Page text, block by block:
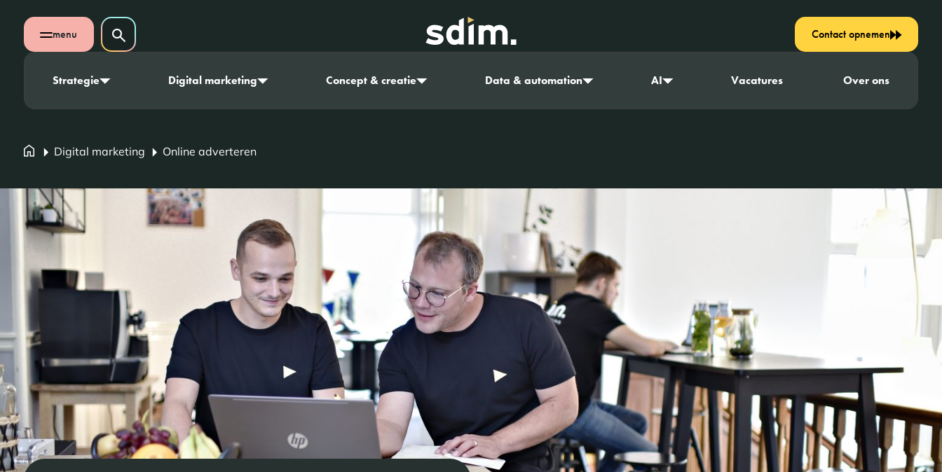
Navigatie overslaan
Open mobiel menu
menu Zoeken op website
Zoeken
Strategie Digital marketing Concept & creatie Data & automation AI Vacatures Over ons
Contact opnemen
Digital marketing Online adverteren